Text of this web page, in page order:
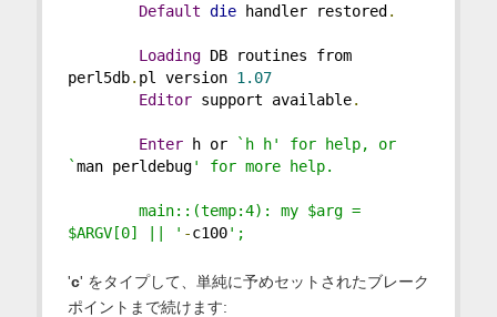
Default die handler restored .
Loading DB routines from
perl5db. pl version 1.07
Editor support available.
Enter h or
`h h' for help, or
`man perldebug' for more help.
main::(temp:4): my $arg =
$ARGV[0] || ' -c100';
'c' をタイプして、単純に予めセットされたブレーク
ポイントまで続けます: